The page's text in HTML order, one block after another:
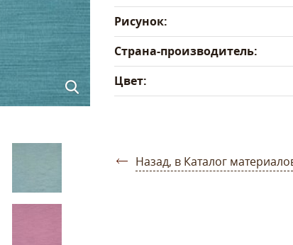
Рисунок:
Страна-производитель:
Цвет:
Назад, в Каталог